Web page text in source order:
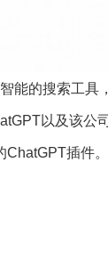
能的搜索工具
以及该公
插件